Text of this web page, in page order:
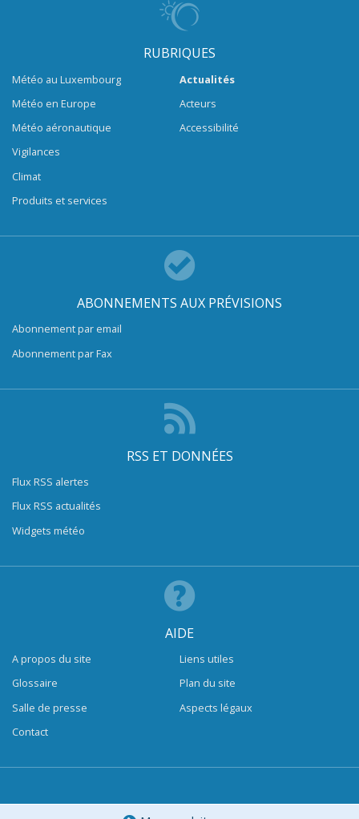
RUBRIQUES
Météo au Luxembourg
Météo en Europe
Météo aéronautique
Vigilances
Climat
Produits et services
Actualités
Acteurs
Accessibilité
ABONNEMENTS AUX PRÉVISIONS
Abonnement par email
Abonnement par Fax
RSS ET DONNÉES
Flux RSS alertes
Flux RSS actualités
Widgets météo
AIDE
A propos du site
Glossaire
Salle de presse
Contact
Liens utiles
Plan du site
Aspects légaux